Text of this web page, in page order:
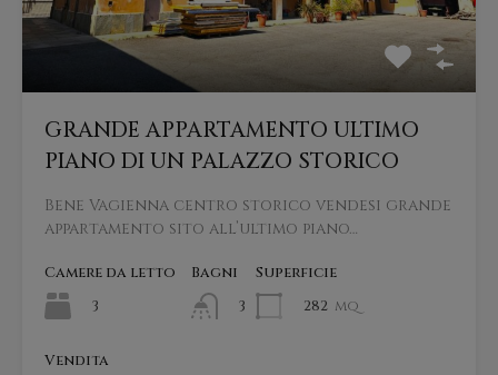
GRANDE APPARTAMENTO ULTIMO
PIANO DI UN PALAZZO STORICO
Bene Vagienna centro storico vendesi grande
appartamento sito all’ultimo piano…
Camere da letto
3
Bagni
3
Superficie
282 mq
Vendita